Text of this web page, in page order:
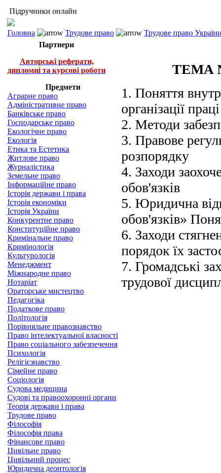
Підручники онлайн
Головна Трудове право
Трудове право
Партнери
Авторські реферати,
дипломні та курсові роботи
Предмети
Аграрне право
Адміністративне право
Банківське право
Господарське право
Екологічне право
Екологія
Етика та Естетика
Житлове право
Журналістика
Земельне право
Інформаційне право
Історія держави і права
Історія економіки
Історія України
Конкурентне право
Конституційне право
Кримінальне право
Кримінологія
Культурологія
Менеджмент
Міжнародне право
Нотаріат
Ораторське мистецтво
Педагогіка
Податкове право
Політологія
Порівняльне правознавство
Право інтелектуальної власності
Право соціального забезпечення
Психологія
Релігієзнавство
Сімейне право
Соціологія
Судова медицина
Судові та правоохоронні органи
Теорія держави і права
Трудове право
Філософія
Філософія права
Фінансове право
Цивільне право
Цивільний процес
Юридична деонтологія
ТЕМА
1. Поняття
організації праці
2. Методи
3. Правове
розпорядку
4. Заходи
обов'язків
5. Юридична
обов'язків»
6. Заходи
порядок їх
7. Громадські
трудової